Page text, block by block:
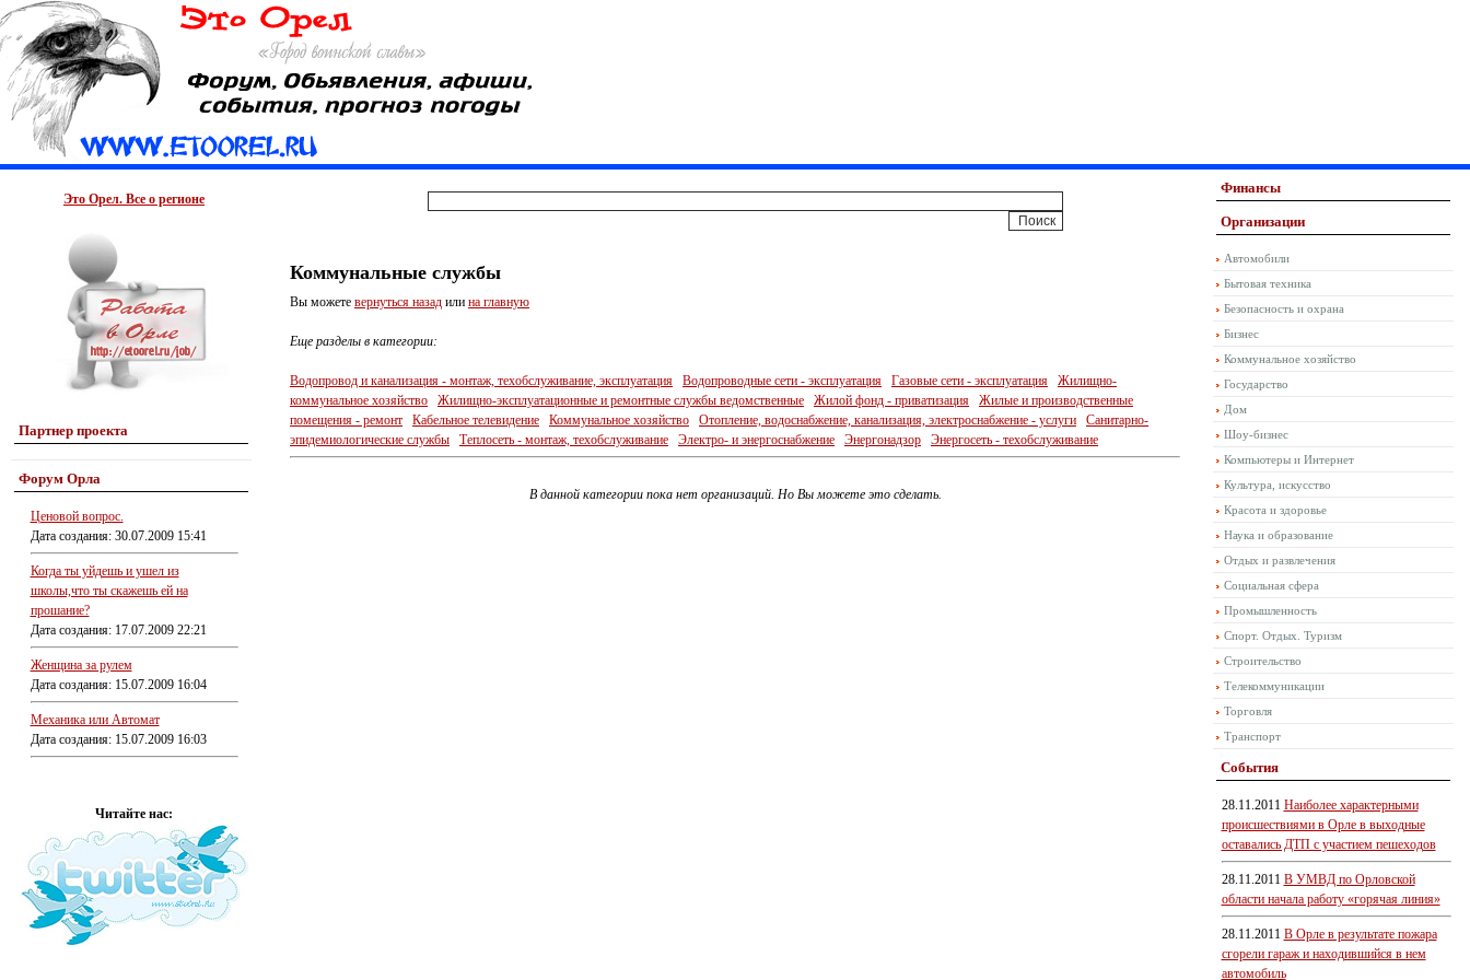
Это Орел. Все о регионе
Партнер проекта
Форум Орла
Ценовой вопрос.
Дата создания: 30.07.2009 15:41
Когда ты уйдешь и ушел из
школы,что ты скажешь ей на
прошание?
Дата создания: 17.07.2009 22:21
Женщина за рулем
Дата создания: 15.07.2009 16:04
Механика или Автомат
Дата создания: 15.07.2009 16:03
Читайте нас:
Коммунальные службы
Вы можете вернуться назад или на главную
Еще разделы в категории:
Водопровод и канализация - монтаж, техобслуживание, эксплуатация Водопроводные сети - эксплуатация Газовые сети - эксплуатация
Жилищно-
коммунальное хозяйство
Жилищно-эксплуатационные и ремонтные службы ведомственные Жилой фонд - приватизация
Жилые и производственные
помещения - ремонт
Кабельное телевидение Коммунальное хозяйство Отопление, водоснабжение, канализация, электроснабжение - услуги
Санитарно-
эпидемиологические службы
Теплосеть - монтаж, техобслуживание Электро- и энергоснабжение Энергонадзор Энергосеть - техобслуживание
В данной категории пока нет организаций. Но Вы можете это сделать.
Финансы
Организации
Автомобили
Бытовая техника
Безопасность и охрана
Бизнес
Коммунальное хозяйство
Государство
Дом
Шоу-бизнес
Компьютеры и Интернет
Культура, искусство
Красота и здоровье
Наука и образование
Отдых и развлечения
Социальная сфера
Промышленность
Спорт. Отдых. Туризм
Строительство
Телекоммуникации
Торговля
Транспорт
События
28.11.2011 Наиболее характерными
происшествиями в Орле в выходные
оставались ДТП с участием пешеходов
28.11.2011 В УМВД по Орловской
области начала работу «горячая линия»
28.11.2011 В Орле в результате пожара
сгорели гараж и находившийся в нем
автомобиль